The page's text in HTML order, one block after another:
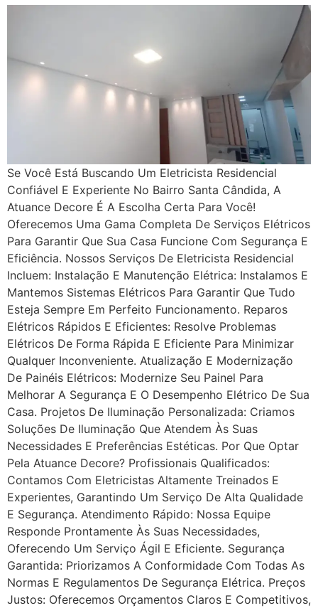
Se Você Está Buscando Um Eletricista Residencial
Confiável E Experiente No Bairro Santa Cândida, A
Atuance Decore É A Escolha Certa Para Você!
Oferecemos Uma Gama Completa De Serviços Elétricos
Para Garantir Que Sua Casa Funcione Com Segurança E
Eficiência. Nossos Serviços De Eletricista Residencial
Incluem: Instalação E Manutenção Elétrica: Instalamos E
Mantemos Sistemas Elétricos Para Garantir Que Tudo
Esteja Sempre Em Perfeito Funcionamento. Reparos
Elétricos Rápidos E Eficientes: Resolve Problemas
Elétricos De Forma Rápida E Eficiente Para Minimizar
Qualquer Inconveniente. Atualização E Modernização
De Painéis Elétricos: Modernize Seu Painel Para
Melhorar A Segurança E O Desempenho Elétrico De Sua
Casa. Projetos De Iluminação Personalizada: Criamos
Soluções De Iluminação Que Atendem Às Suas
Necessidades E Preferências Estéticas. Por Que Optar
Pela Atuance Decore? Profissionais Qualificados:
Contamos Com Eletricistas Altamente Treinados E
Experientes, Garantindo Um Serviço De Alta Qualidade
E Segurança. Atendimento Rápido: Nossa Equipe
Responde Prontamente Às Suas Necessidades,
Oferecendo Um Serviço Ágil E Eficiente. Segurança
Garantida: Priorizamos A Conformidade Com Todas As
Normas E Regulamentos De Segurança Elétrica. Preços
Justos: Oferecemos Orçamentos Claros E Competitivos,